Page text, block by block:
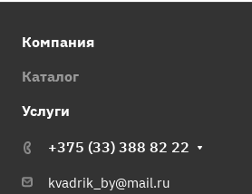
Компания
Каталог
Услуги
+375 (33) 388 82 22
kvadrik_by@mail.ru